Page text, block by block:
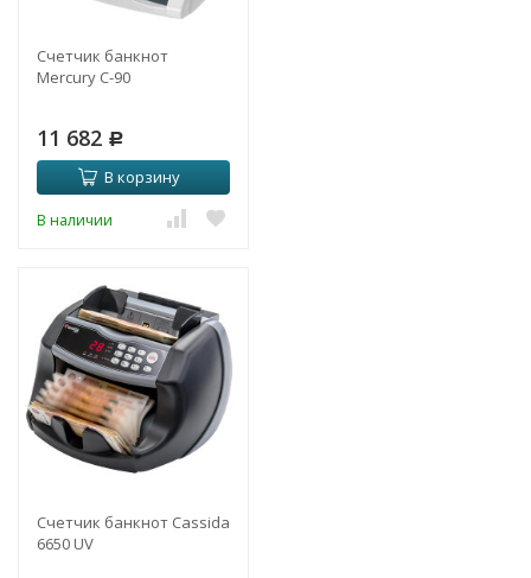
Счетчик банкнот
Mercury C-90
11 682 Р
В корзину
В наличии
Счетчик банкнот Cassida
6650 UV